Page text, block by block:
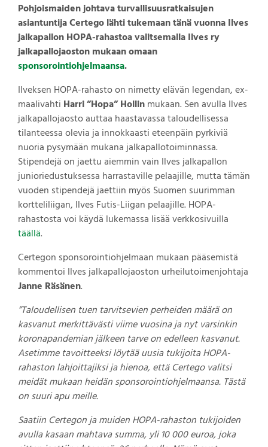
Pohjoismaiden johtava turvallisuusratkaisujen
asiantuntija Certego lähti tukemaan tänä vuonna Ilves
jalkapallon HOPA-rahastoa valitsemalla Ilves ry
jalkapallojaoston mukaan omaan
sponsorointiohjelmaansa.
Ilveksen HOPA-rahasto on nimetty elävän legendan, ex-
maalivahti Harri ”Hopa” Hollinmukaan. Sen avulla Ilves
jalkapallojaosto auttaa haastavassa taloudellisessa
tilanteessa olevia ja innokkaasti eteenpäin pyrkiviä
nuoria pysymään mukana jalkapallotoiminnassa.
Stipendejä on jaettu aiemmin vain Ilves jalkapallon
junioriedustuksessa harrastaville pelaajille, mutta tämän
vuoden stipendejä jaettiin myös Suomen suurimman
kortteliliigan, Ilves Futis-Liigan pelaajille. HOPA-
rahastosta voi käydä lukemassa lisää verkkosivuilla
täällä.
Certegon sponsorointiohjelmaan mukaan pääsemistä
kommentoi Ilves jalkapallojaoston urheilutoimenjohtaja
Janne Räsänen.
”Taloudellisen tuen tarvitsevien perheiden määrä on
kasvanut merkittävästi viime vuosina ja nyt varsinkin
koronapandemian jälkeen tarve on edelleen kasvanut.
Asetimme tavoitteeksi löytää uusia tukijoita HOPA-
rahaston lahjoittajiksi ja hienoa, että Certego valitsi
meidät mukaan heidän sponsorointiohjelmaansa. Tästä
on suuri apu meille.
Saatiin Certegon ja muiden HOPA-rahaston tukijoiden
avulla kasaan mahtava summa, yli 10 000 euroa, joka